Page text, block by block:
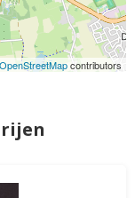
OpenStreetMapcontributors